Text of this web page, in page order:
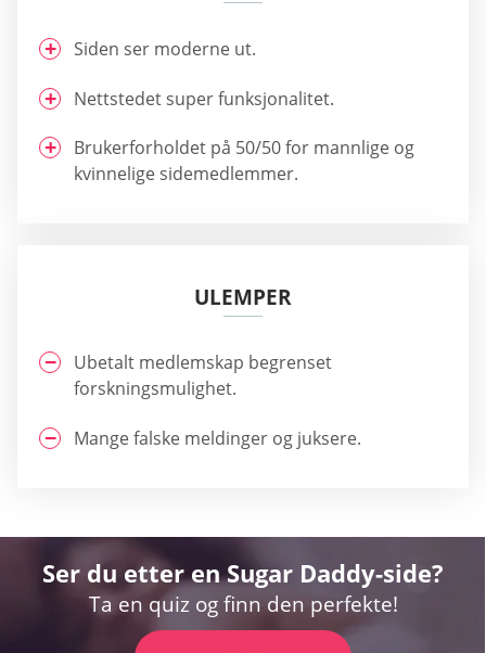
Siden ser moderne ut.
Nettstedet super funksjonalitet.
Brukerforholdet på 50/50 for mannlige og
kvinnelige sidemedlemmer.
ULEMPER
Ubetalt medlemskap begrenset
forskningsmulighet.
Mange falske meldinger og juksere.
Ser du etter en Sugar Daddy-side?
Ta en quiz og finn den perfekte!